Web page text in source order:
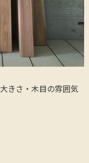
きさ・木目の雰囲気